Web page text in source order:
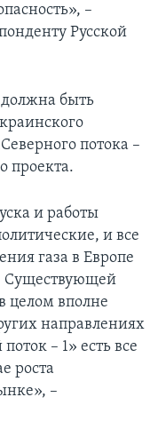
–
Русской
быть
потока –
проекта.
и работы
и все
газа в Европе
Существующей
целом вполне
направлениях
– 1» есть все
роста
–